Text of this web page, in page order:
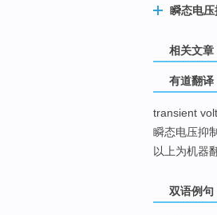
瞬态电
相关文章
有道翻译
transient
瞬态电压抑
以上为机器
双语例句